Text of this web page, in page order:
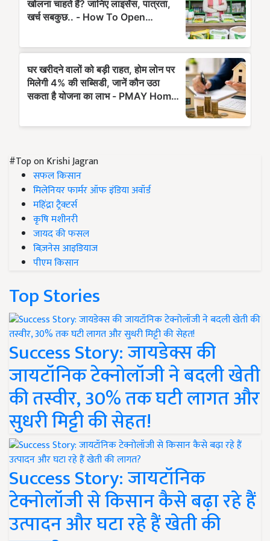
#Top on Krishi Jagran
सफल किसान
मिलेनियर फार्मर ऑफ इंडिया अवॉर्ड
महिंद्रा ट्रैक्टर्स
कृषि मशीनरी
जायद की फसल
बिज़नेस आइडियाज
पीएम किसान
Top Stories
Success Story: जायडेक्स की
जायटॉनिक टेक्नोलॉजी ने बदली खेती
की तस्वीर, 30% तक घटी लागत और
सुधरी मिट्टी की सेहत!
Success Story: जायटॉनिक
टेक्नोलॉजी से किसान कैसे बढ़ा रहे हैं
उत्पादन और घटा रहे हैं खेती की